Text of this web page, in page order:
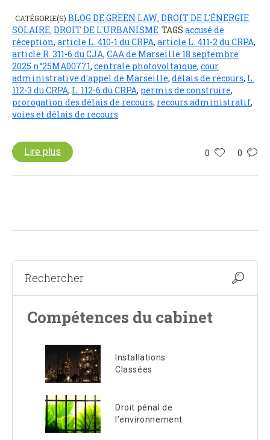
CATÉGORIE(S) BLOG DE GREEN LAW DROIT DE L'ÉNERGIE
SOLAIRE DROIT DE L'URBANISME TAGS accusé de
réception, article L. 410-1 du CRPA, article L. 411-2 du CRPA,
article R. 311-6 du CJA, CAA de Marseille 18 septembre
2025 n°25MA00771, centrale photovoltaïque, cour
administrative d'appel de Marseille, délais de recours, L.
112-3 du CRPA, L. 112-6 du CRPA, permis de construire,
prorogation des délais de recours, recours administratif,
voies et délais de recours
0 0
Lire plus
Compétences du cabinet
Installations
Classées
Droit pénal de
l’environnement